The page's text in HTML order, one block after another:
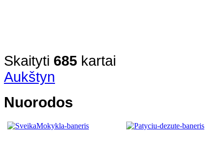
Skaityti 685 kartai
Aukštyn
Nuorodos